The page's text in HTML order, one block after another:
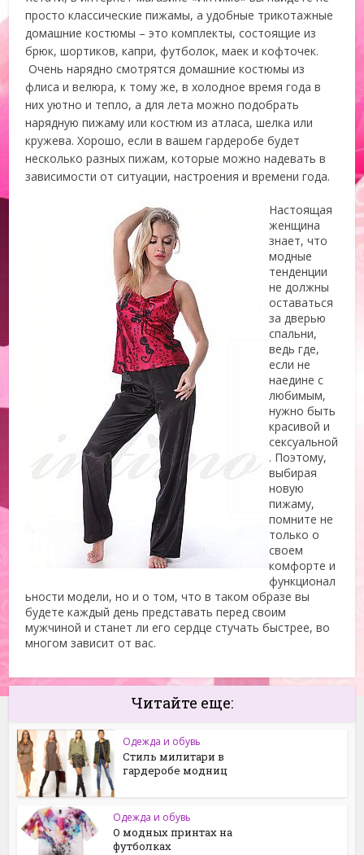
просто классические пижамы, а удобные трикотажные
домашние костюмы – это комплекты, состоящие из
брюк, шортиков, капри, футболок, маек и кофточек.
Очень нарядно смотрятся домашние костюмы из
флиса и велюра, к тому же, в холодное время года в
них уютно и тепло, а для лета можно подобрать
нарядную пижаму или костюм из атласа, шелка или
кружева. Хорошо, если в вашем гардеробе будет
несколько разных пижам, которые можно надевать в
зависимости от ситуации, настроения и времени года.
Настоящая
женщина
знает, что
модные
тенденции
не должны
оставаться
за дверью
спальни,
ведь где,
если не
наедине с
любимым,
нужно быть
красивой и
сексуальной
. Поэтому,
выбирая
новую
пижаму,
помните не
только о
своем
комфорте и
функционал
ьности модели, но и о том, что в таком образе вы
будете каждый день представать перед своим
мужчиной и станет ли его сердце стучать быстрее, во
многом зависит от вас.
Читайте еще:
Одежда и обувь
Стиль милитари в
гардеробе модниц
Одежда и обувь
О модных принтах на
футболках